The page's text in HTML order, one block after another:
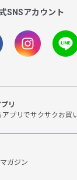
SNSアカウント
リ
アプリでサクサクお買
ガジン